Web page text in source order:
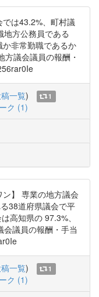
では43.2%、町村議
方公務員である
非常勤職であるか
議会議員の報酬・
一覧)
1
ク (1)
ン】 専業の地方議会
38道府県議会で平
高知県の 97.3%、
議員の報酬・手当
一覧)
1
ク (1)